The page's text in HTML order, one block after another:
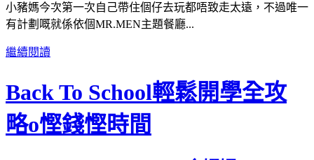
小豬媽今次第一次自己帶住個仔去玩都唔致走太遠，不過唯一
有計劃嘅就係依個MR.MEN主題餐廳...
繼續閱讀
Back To School輕鬆開學全攻
略o慳錢慳時間